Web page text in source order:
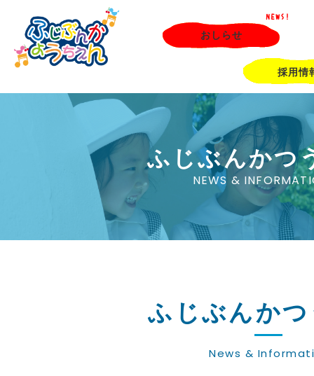
おしらせ
NEWS!
採用情
ふじぶんかつ
NEWS &
ふじぶんか
News &